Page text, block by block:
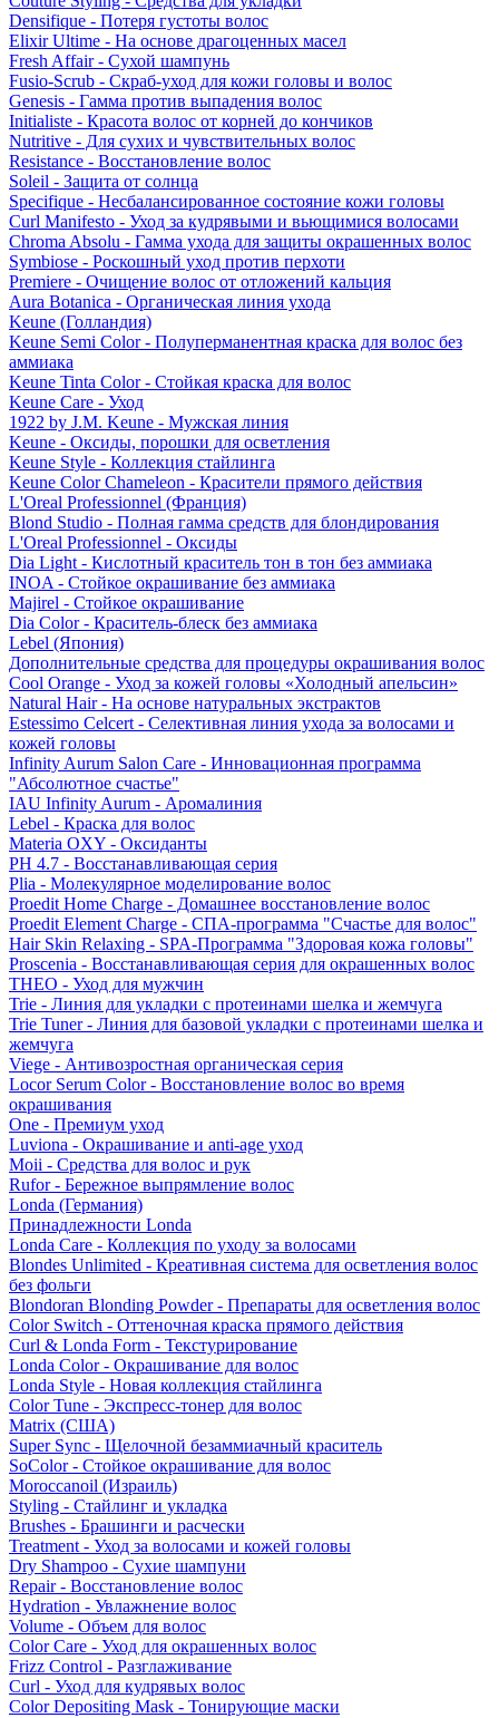
Densifique - Потеря густоты волос
Elixir Ultime - На основе драгоценных масел
Fresh Affair - Сухой шампунь
Fusio-Scrub - Скраб-уход для кожи головы и волос
Genesis - Гамма против выпадения волос
Initialiste - Красота волос от корней до кончиков
Nutritive - Для сухих и чувствительных волос
Resistance - Восстановление волос
Soleil - Защита от солнца
Specifique - Несбалансированное состояние кожи головы
Curl Manifesto - Уход за кудрявыми и вьющимися волосами
Chroma Absolu - Гамма ухода для защиты окрашенных волос
Symbiose - Роскошный уход против перхоти
Premiere - Очищение волос от отложений кальция
Aura Botanica - Органическая линия ухода
Keune (Голландия)
Keune Semi Color - Полуперманентная краска для волос без
аммиака
Keune Tinta Color - Стойкая краска для волос
Keune Care - Уход
1922 by J.M. Keune - Мужская линия
Keune - Оксиды, порошки для осветления
Keune Style - Коллекция стайлинга
Keune Color Chameleon - Красители прямого действия
L'Oreal Professionnel (Франция)
Blond Studio - Полная гамма средств для блондирования
L'Oreal Professionnel - Оксиды
Dia Light - Кислотный краситель тон в тон без аммиака
INOA - Стойкое окрашивание без аммиака
Majirel - Стойкое окрашивание
Dia Color - Краситель-блеск без аммиака
Lebel (Япония)
Дополнительные средства для процедуры окрашивания волос
Cool Orange - Уход за кожей головы «Холодный апельсин»
Natural Hair - На основе натуральных экстрактов
Estessimo Celcert - Селективная линия ухода за волосами и
кожей головы
Infinity Aurum Salon Care - Инновационная программа
"Абсолютное счастье"
IAU Infinity Aurum - Аромалиния
Lebel - Краска для волос
Materia OXY - Оксиданты
PH 4.7 - Восстанавливающая серия
Plia - Молекулярное моделирование волос
Proedit Home Charge - Домашнее восстановление волос
Proedit Element Charge - СПА-программа "Счастье для волос"
Hair Skin Relaxing - SPA-Программа "Здоровая кожа головы"
Proscenia - Восстанавливающая серия для окрашенных волос
THEO - Уход для мужчин
Trie - Линия для укладки с протеинами шелка и жемчуга
Trie Tuner - Линия для базовой укладки с протеинами шелка и
жемчуга
Viege - Антивозростная органическая серия
Locor Serum Color - Восстановление волос во время
окрашивания
One - Премиум уход
Luviona - Окрашивание и anti-age уход
Moii - Средства для волос и рук
Rufor - Бережное выпрямление волос
Londa (Германия)
Принадлежности Londa
Londa Care - Коллекция по уходу за волосами
Blondes Unlimited - Креативная система для осветления волос
без фольги
Blondoran Blonding Powder - Препараты для осветления волос
Color Switch - Оттеночная краска прямого действия
Curl & Londa Form - Текстурирование
Londa Color - Окрашивание для волос
Londa Style - Новая коллекция стайлинга
Color Tune - Экспресс-тонер для волос
Matrix (США)
Super Sync - Щелочной безаммиачный краситель
SoColor - Стойкое окрашивание для волос
Moroccanoil (Израиль)
Styling - Стайлинг и укладка
Brushes - Брашинги и расчески
Treatment - Уход за волосами и кожей головы
Dry Shampoo - Сухие шампуни
Repair - Восстановление волос
Hydration - Увлажнение волос
Volume - Объем для волос
Color Care - Уход для окрашенных волос
Frizz Control - Разглаживание
Curl - Уход для кудрявых волос
Color Depositing Mask - Тонирующие маски